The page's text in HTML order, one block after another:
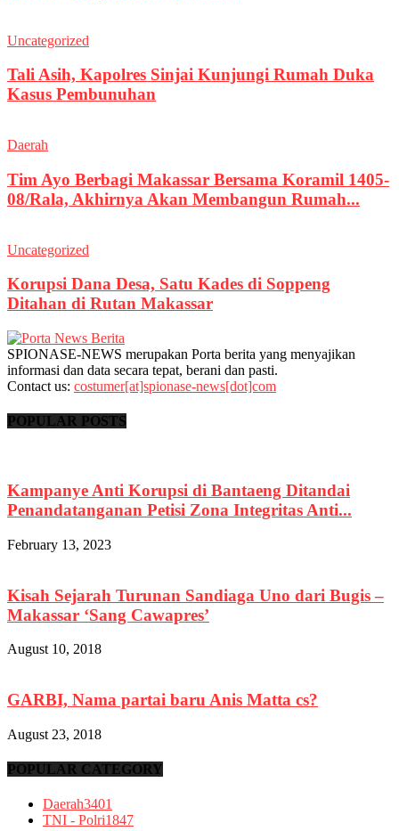
Uncategorized
Tali Asih, Kapolres Sinjai Kunjungi Rumah Duka
Kasus Pembunuhan
Daerah
Tim Ayo Berbagi Makassar Bersama Koramil 1405-
08/Rala, Akhirnya Akan Membangun Rumah...
Uncategorized
Korupsi Dana Desa, Satu Kades di Soppeng
Ditahan di Rutan Makassar
SPIONASE-NEWS merupakan Porta berita yang menyajikan
informasi dan data secara tepat, berani dan pasti.
Contact us: costumer[at]spionase-news[dot]com
POPULAR POSTS
Kampanye Anti Korupsi di Bantaeng Ditandai
Penandatanganan Petisi Zona Integritas Anti...
February 13, 2023
Kisah Sejarah Turunan Sandiaga Uno dari Bugis –
Makassar ‘Sang Cawapres’
August 10, 2018
GARBI, Nama partai baru Anis Matta cs?
August 23, 2018
POPULAR CATEGORY
Daerah3401
TNI - Polri1847